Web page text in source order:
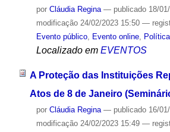
por Cláudia Regina — publicado18/
modificação24/02/2023 15:50 —
Evento público, Evento online, Política
Localizado em EVENTOS
A Proteção das Instituições
Atos de 8 de Janeiro
por Cláudia Regina — publicado16/
modificação24/02/2023 15:49 —